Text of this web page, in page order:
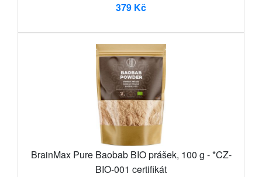
379 Kč
BrainMax Pure Baobab BIO prášek, 100 g - *CZ-
BIO-001 certifikát